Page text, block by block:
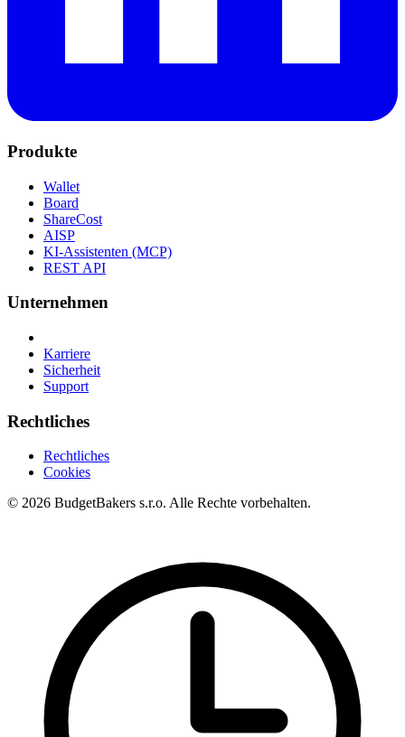
Produkte
Wallet
Board
ShareCost
AISP
KI-Assistenten (MCP)
REST API
Unternehmen
Karriere
Sicherheit
Support
Rechtliches
Rechtliches
Cookies
© 2026 BudgetBakers s.r.o. Alle Rechte vorbehalten.